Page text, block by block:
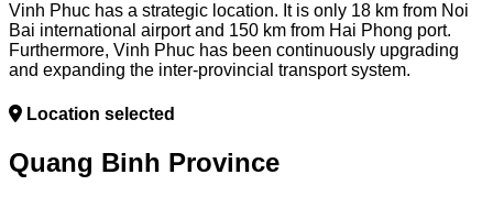
Vinh Phuc has a strategic location. It is only 18 km from Noi
Bai international airport and 150 km from Hai Phong port.
Furthermore, Vinh Phuc has been continuously upgrading
and expanding the inter-provincial transport system.
Location selected
Quang Binh Province